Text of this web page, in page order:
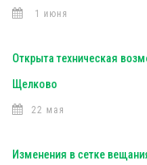
1 июня
Открыта техническая
Щелково
22 мая
Изменения в сетке